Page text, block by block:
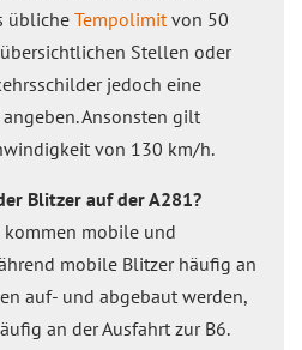
übliche Tempolimitvon 50
Stellen oder
jedoch eine
Ansonsten gilt
von 130 km/h.
Blitzer auf der A281?
kommen mobile und
mobile Blitzer häufig an
auf- und abgebaut werden,
an der Ausfahrt zur B6.